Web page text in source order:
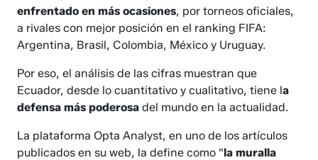
enfrentado en más ocasiones, por torneos oficiales,
a rivales con mejor posición en el ranking FIFA:
Argentina, Brasil, Colombia, México y Uruguay.
Por eso, el análisis de las cifras muestran que
Ecuador, desde lo cuantitativo y cualitativo, tiene la
defensa más poderosa del mundo en la actualidad.
La plataforma Opta Analyst, en uno de los artículos
publicados en su web, la define como "la muralla